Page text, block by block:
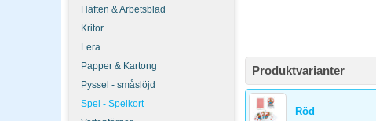
Häften & Arbetsblad
Kritor
Lera
Papper & Kartong
Pyssel - småslöjd
Spel - Spelkort
Produktvarianter
Röd